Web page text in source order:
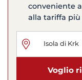
conveniente
alla tariffa più
Voglio